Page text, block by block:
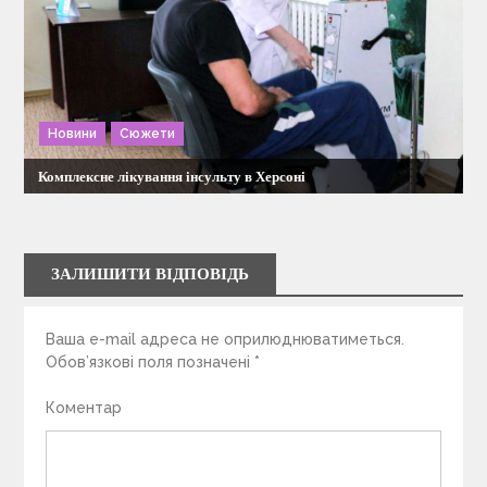
Новини Сюжети
Комплексне лікування інсульту в Херсоні
ЗАЛИШИТИ ВІДПОВІДЬ
Ваша e-mail адреса не оприлюднюватиметься.
Обов’язкові поля позначені *
Коментар